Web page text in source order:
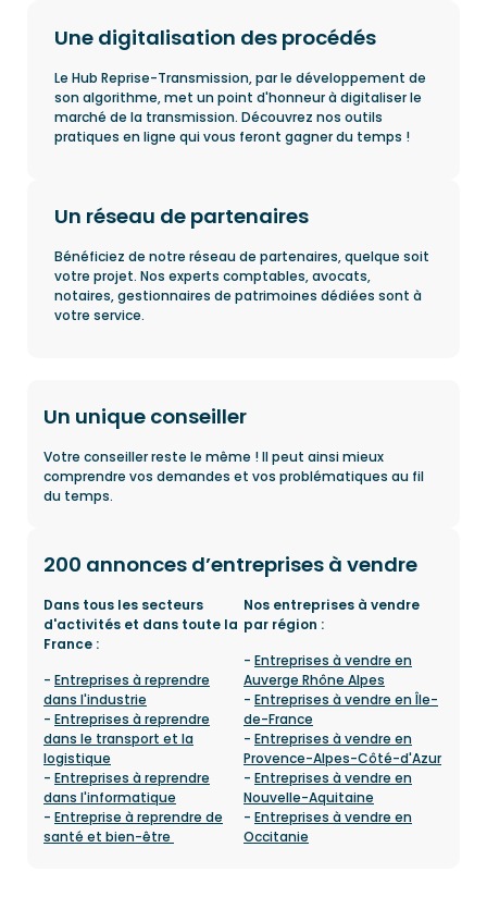
Une digitalisation des procédés
Le Hub Reprise-Transmission, par le développement de
son algorithme, met un point d'honneur à digitaliser le
marché de la transmission. Découvrez nos outils
pratiques en ligne qui vous feront gagner du temps !
Un réseau de partenaires
Bénéficiez de notre réseau de partenaires, quelque soit
votre projet. Nos experts comptables, avocats,
notaires, gestionnaires de patrimoines dédiées sont à
votre service.
Un unique conseiller
Votre conseiller reste le même ! Il peut ainsi mieux
comprendre vos demandes et vos problématiques au fil
du temps.
200 annonces d’entreprises à vendre
Dans tous les secteurs
d'activités et dans toute la
France :
- Entreprises à reprendre
dans l'industrie
- Entreprises à reprendre
dans le transport et la
logistique
- Entreprises à reprendre
dans l'informatique
- Entreprise à reprendre de
santé et bien-être
Nos entreprises à vendre
par région :
- Entreprises à vendre en
Auverge Rhône Alpes
- Entreprises à vendre en Île-
de-France
- Entreprises à vendre en
Provence-Alpes-Côté-d'Azur
- Entreprises à vendre en
Nouvelle-Aquitaine
- Entreprises à vendre en
Occitanie